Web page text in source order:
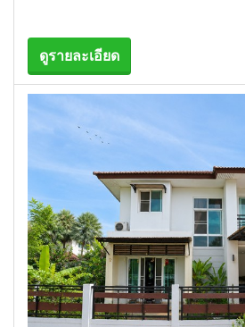
ดูรายละเอียด